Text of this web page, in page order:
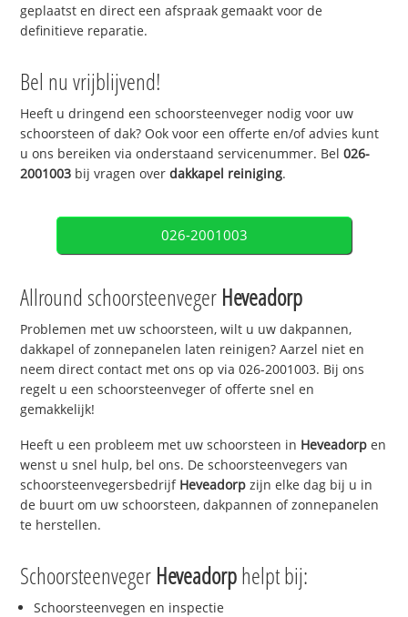
geplaatst en direct een afspraak gemaakt voor de
definitieve reparatie.
Bel nu vrijblijvend!
Heeft u dringend een schoorsteenveger nodig voor uw
schoorsteen of dak? Ook voor een offerte en/of advies kunt
u ons bereiken via onderstaand servicenummer. Bel026-
2001003 bij vragen overdakkapel reiniging.
026-2001003
Allround schoorsteenveger Heveadorp
Problemen met uw schoorsteen, wilt u uw dakpannen,
dakkapel of zonnepanelen laten reinigen? Aarzel niet en
neem direct contact met ons op via 026-2001003. Bij ons
regelt u een schoorsteenveger of offerte snel en
gemakkelijk!
Heeft u een probleem met uw schoorsteen in Heveadorp en
wenst u snel hulp, bel ons. De schoorsteenvegers van
schoorsteenvegersbedrijf Heveadorp zijn elke dag bij u in
de buurt om uw schoorsteen, dakpannen of zonnepanelen
te herstellen.
Schoorsteenveger Heveadorphelpt bij:
Schoorsteenvegen en inspectie